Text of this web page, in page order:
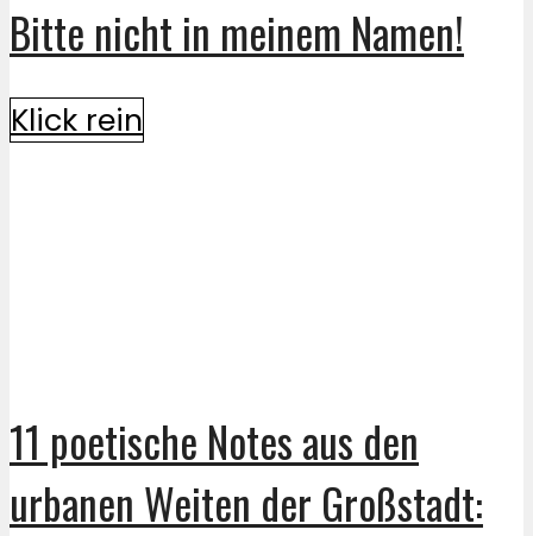
Bitte nicht in meinem Namen!
Klick rein
11 poetische Notes aus den
urbanen Weiten der Großstadt: